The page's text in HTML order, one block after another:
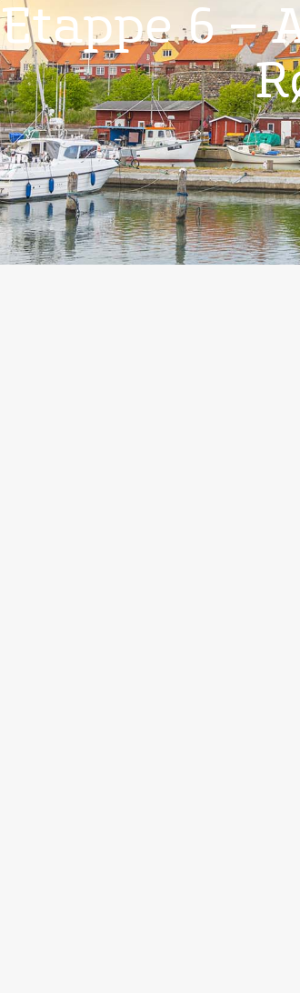
Etappe 6 –